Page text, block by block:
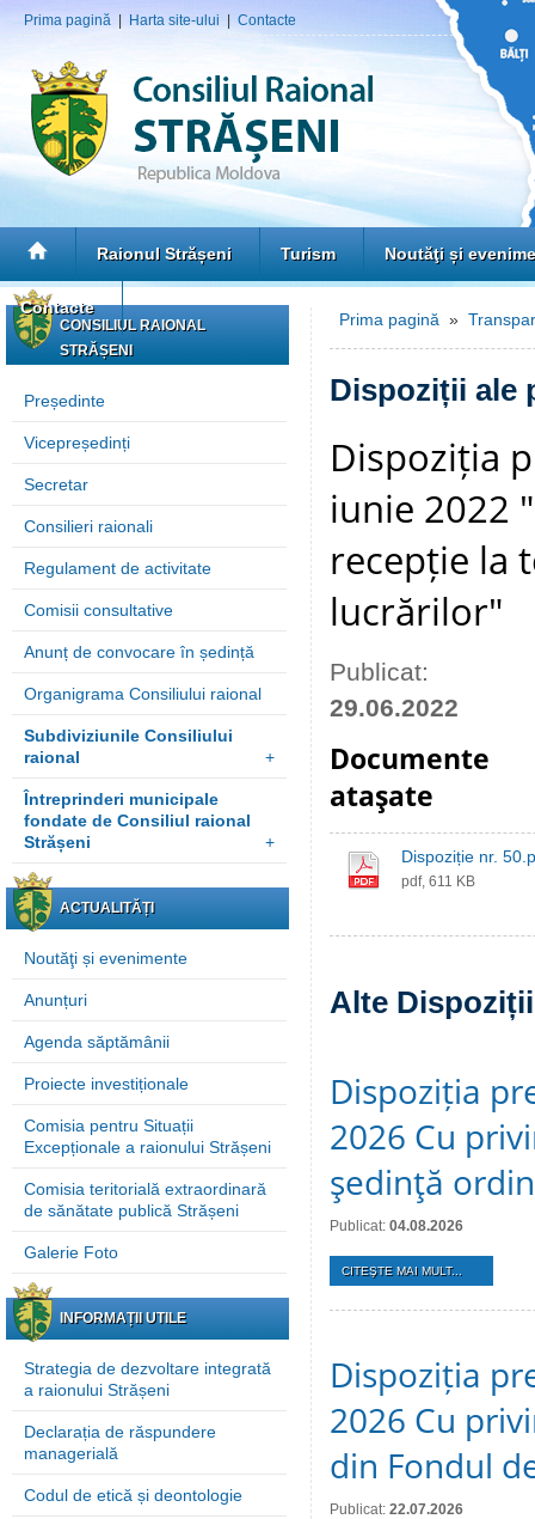
Prima pagină Harta site-ului Contacte
Raionul Strășeni Turism Noutăţi și
Contacte
CONSILIUL RAIONAL
STRĂȘENI
Președinte
Vicepreședinți
Secretar
Consilieri raionali
Regulament de activitate
Comisii consultative
Anunț de convocare în ședință
Organigrama Consiliului raional
Subdiviziunile Consiliului
raional
+
Întreprinderi municipale
fondate de Consiliul raional
Strășeni
+
ACTUALITĂȚI
Noutăţi și evenimente
Anunțuri
Agenda săptămânii
Proiecte investiționale
Comisia pentru Situații
Excepționale a raionului Strășeni
Comisia teritorială extraordinară
de sănătate publică Strășeni
Galerie Foto
INFORMAȚII UTILE
Strategia de dezvoltare integrată
a raionului Strășeni
Declarația de răspundere
managerială
Codul de etică și deontologie
Prima pagină »
Dispoziții ale
Dispoziția
iunie 2022
recepție la
lucrărilor"
Publicat:
29.06.2022
Documente
ataşate
Dispoziție nr.
pdf, 611 KB
Alte
Dispoziția
2026 Cu
şedinţă
Publicat: 04.08.2026
CITEŞTE MAI MULT...
Dispoziția
2026 Cu
din Fondul
Publicat: 22.07.2026